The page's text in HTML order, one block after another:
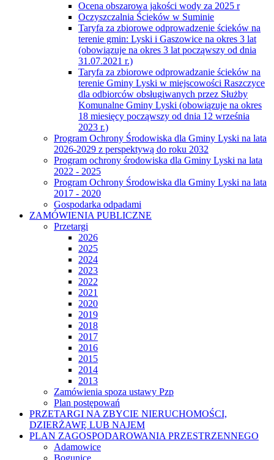
Ocena obszarowa jakości wody za 2025 r
Oczyszczalnia Ścieków w Suminie
Taryfa za zbiorowe odprowadzenie ścieków na
terenie gmin: Lyski i Gaszowice na okres 3 lat
(obowiązuje na okres 3 lat począwszy od dnia
31.07.2021 r.)
Taryfa za zbiorowe odprowadzanie ścieków na
terenie Gminy Lyski w miejscowości Raszczyce
dla odbiorców obsługiwanych przez Służby
Komunalne Gminy Lyski (obowiązuje na okres
18 miesięcy począwszy od dnia 12 września
2023 r.)
Program Ochrony Środowiska dla Gminy Lyski na lata
2026-2029 z perspektywą do roku 2032
Program ochrony środowiska dla Gminy Lyski na lata
2022 - 2025
Program Ochrony Środowiska dla Gminy Lyski na lata
2017 - 2020
Gospodarka odpadami
ZAMÓWIENIA PUBLICZNE
Przetargi
2026
2025
2024
2023
2022
2021
2020
2019
2018
2017
2016
2015
2014
2013
Zamówienia spoza ustawy Pzp
Plan postępowań
PRZETARGI NA ZBYCIE NIERUCHOMOŚCI,
DZIERŻAWĘ LUB NAJEM
PLAN ZAGOSPODAROWANIA PRZESTRZENNEGO
Adamowice